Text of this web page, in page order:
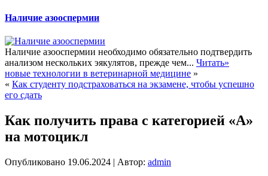
Наличие азооспермии
Наличие азооспермии необходимо обязательно подтвердить
анализом нескольких эякулятов, прежде чем... Читать»
новые технологии в ветеринарной медицине »
« Как студенту подстраховаться на экзамене, чтобы успешно
его сдать
Как получить права с категорией «А»
на мотоцикл
Опубликовано 19.06.2024 | Автор: admin